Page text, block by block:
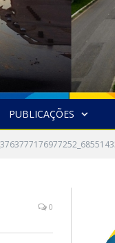
PUBLICAÇÕES
0